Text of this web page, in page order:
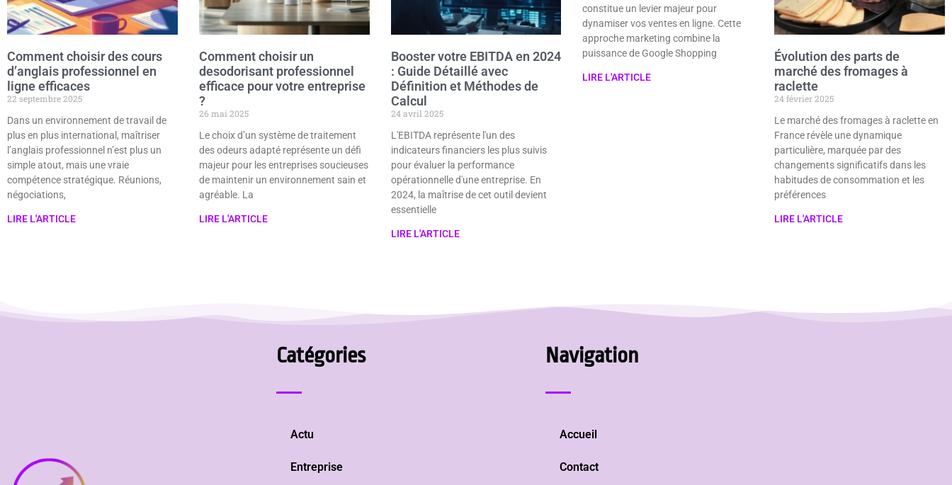
Comment choisir des cours
d’anglais professionnel en
ligne efficaces
22 septembre 2025
Dans un environnement de travail de
plus en plus international, maîtriser
l’anglais professionnel n’est plus un
simple atout, mais une vraie
compétence stratégique. Réunions,
négociations,
LIRE L'ARTICLE
Comment choisir un
desodorisant professionnel
efficace pour votre entreprise
?
26 mai 2025
Le choix d’un système de traitement
des odeurs adapté représente un défi
majeur pour les entreprises soucieuses
de maintenir un environnement sain et
agréable. La
LIRE L'ARTICLE
Booster votre EBITDA en 2024
: Guide Détaillé avec
Définition et Méthodes de
Calcul
24 avril 2025
L'EBITDA représente l'un des
indicateurs financiers les plus suivis
pour évaluer la performance
opérationnelle d'une entreprise. En
2024, la maîtrise de cet outil devient
essentielle
LIRE L'ARTICLE
constitue un levier majeur pour
dynamiser vos ventes en ligne. Cette
approche marketing combine la
puissance de Google Shopping
LIRE L'ARTICLE
Évolution des parts de
marché des fromages à
raclette
24 février 2025
Le marché des fromages à raclette en
France révèle une dynamique
particulière, marquée par des
changements significatifs dans les
habitudes de consommation et les
préférences
LIRE L'ARTICLE
Catégories
Actu
Entreprise
Navigation
Accueil
Contact